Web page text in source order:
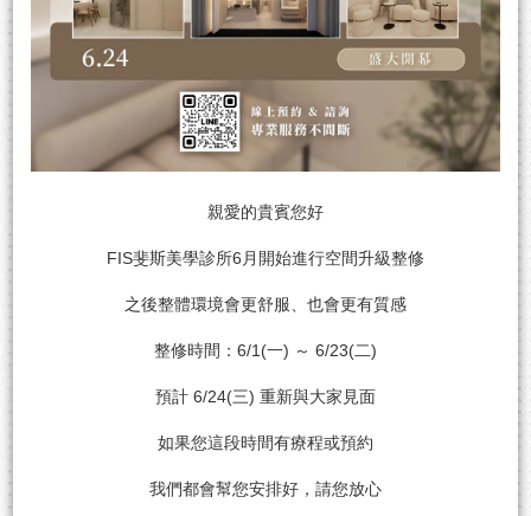
親愛的貴賓您好
FIS斐斯美學診所6月開始進行空間升級整修
之後整體環境會更舒服、也會更有質感
整修時間：6/1(一) ～ 6/23(二)
預計 6/24(三) 重新與大家見面
如果您這段時間有療程或預約
我們都會幫您安排好，請您放心